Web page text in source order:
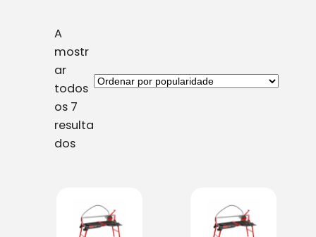
A
mostr
ar
todos
os 7
resulta
dosO
n